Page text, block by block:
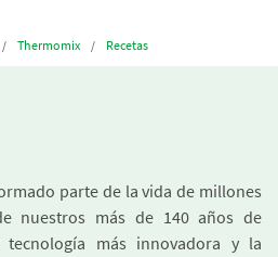
Thermomix Recetas
parte de la vida de millones
nuestros más de 140 años de
más innovadora y la